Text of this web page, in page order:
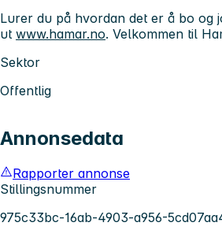
Lurer du på hvordan det er å bo og
ut www.hamar.no. Velkommen til
Sektor
Offentlig
Annonsedata
Rapporter annonse
Stillingsnummer
975c33bc-16ab-4903-a956-